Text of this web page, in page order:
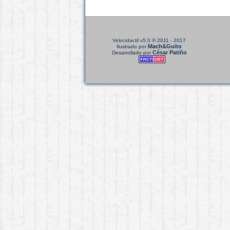
Velocidactil v5.0 © 2011 - 2017
Ilustrado porMach&Guito
Desarrollado porCésar Patiño